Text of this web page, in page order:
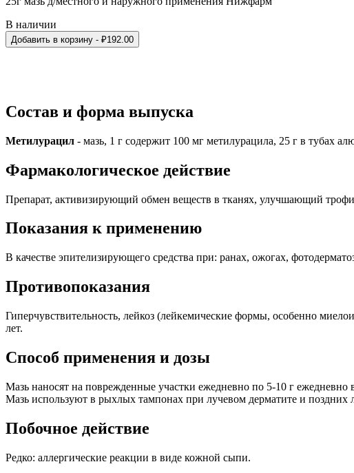
В наличии
Добавить в корзину - ₽192.00
Состав и форма выпуска
Метилурацил - мазь, 1 г содержит 100 мг метилурацила, 25 г в тубах
Фармакологическое действие
Препарат, активизирующий обмен веществ в тканях, улучшающий
Показания к применению
В качестве эпителизирующего средства при: ранах, ожогах,
Противопоказания
Гиперчувствительность, лейкоз (лейкемические формы, особенно
лет.
Способ применения и дозы
Мазь наносят на поврежденные участки ежедневно по 5-10 г ежедневно
Мазь используют в рыхлых тампонах при лучевом дерматите и поздних
Побочное действие
Редко: аллергические реакции в виде кожной сыпи.